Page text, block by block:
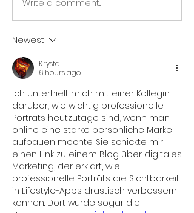
Write a comment...
Newest
Krystal
6 hours ago
Ich unterhielt mich mit einer Kollegin
darüber, wie wichtig professionelle
Porträts heutzutage sind, wenn man
online eine starke persönliche Marke
aufbauen möchte. Sie schickte mir
einen Link zu einem Blog über digitales
Marketing, der erklärt, wie
professionelle Porträts die Sichtbarkeit
in Lifestyle-Apps drastisch verbessern
können. Dort wurde sogar die